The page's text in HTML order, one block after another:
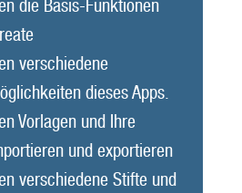
die Basis-Funktionen
verschiedene
dieses Apps.
Vorlagen und Ihre
und exportieren
verschiedene Stifte und